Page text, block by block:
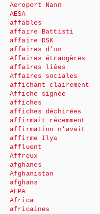
Aeroport Nann
AESA
affables
affaire Battisti
affaire DSK
affaires d’un
Affaires étrangères
affaires liées
Affaires sociales
affichant clairement
Affiche signée
affiches
affiches déchirées
affirmait récemment
affirmation n’avait
affirme Ilya
affluent
Affreux
afghanes
Afghanistan
afghans
AFPA
Africa
africaines